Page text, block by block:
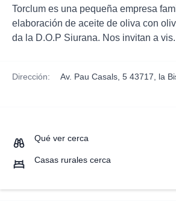
Torclum es una pequeña empresa
elaboración de aceite de oliva con
da la D.O.P Siurana. Nos invitan a
Dirección: Av. Pau Casals, 5 43717, la
Qué ver cerca
Casas rurales cerca